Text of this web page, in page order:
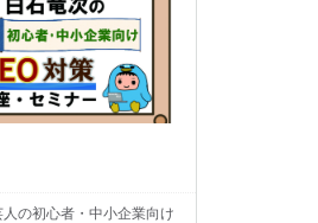
の初心者・中小企業向け